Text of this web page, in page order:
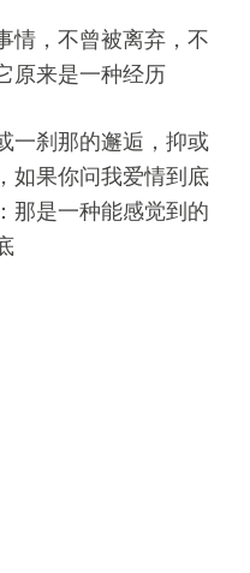
情，不曾被离弃，不
原来是一种经历
一刹那的邂逅，抑或
如果你问我爱情到底
那是一种能感觉到的